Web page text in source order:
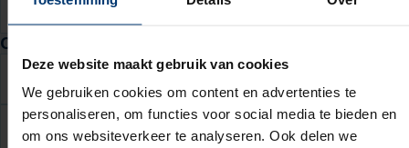
Deze website maakt gebruik van cookies
We gebruiken cookies om content en advertenties te
personaliseren, om functies voor social media te bieden en
om ons websiteverkeer te analyseren. Ook delen we
DD
Contactgegevens
Telefoon